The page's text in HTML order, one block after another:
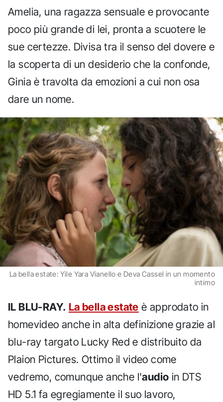
Amelia, una ragazza sensuale e provocante
poco più grande di lei, pronta a scuotere le
sue certezze. Divisa tra il senso del dovere e
la scoperta di un desiderio che la confonde,
Ginia è travolta da emozioni a cui non osa
dare un nome.
La bella estate: Yile Yara Vianello e Deva Cassel in un momento
intimo
IL BLU-RAY. La bella estate è approdato in
homevideo anche in alta definizione grazie al
blu-ray targato Lucky Red e distribuito da
Plaion Pictures. Ottimo il video come
vedremo, comunque anche l'audio in DTS
HD 5.1 fa egregiamente il suo lavoro,